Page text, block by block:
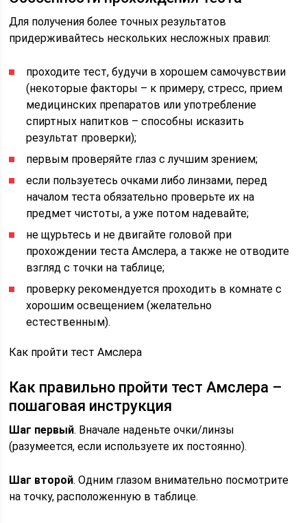
Для получения более точных результатов
придерживайтесь нескольких несложных правил:
проходите тест, будучи в хорошем самочувствии
(некоторые факторы – к примеру, стресс, прием
медицинских препаратов или употребление
спиртных напитков – способны исказить
результат проверки);
первым проверяйте глаз с лучшим зрением;
если пользуетесь очками либо линзами, перед
началом теста обязательно проверьте их на
предмет чистоты, а уже потом надевайте;
не щурьтесь и не двигайте головой при
прохождении теста Амслера, а также не отводите
взгляд с точки на таблице;
проверку рекомендуется проходить в комнате с
хорошим освещением (желательно
естественным).
Как пройти тест Амслера
Как правильно пройти тест Амслера –
пошаговая инструкция
Шаг первый. Вначале наденьте очки/линзы
(разумеется, если используете их постоянно).
Шаг второй. Одним глазом внимательно посмотрите
на точку, расположенную в таблице.